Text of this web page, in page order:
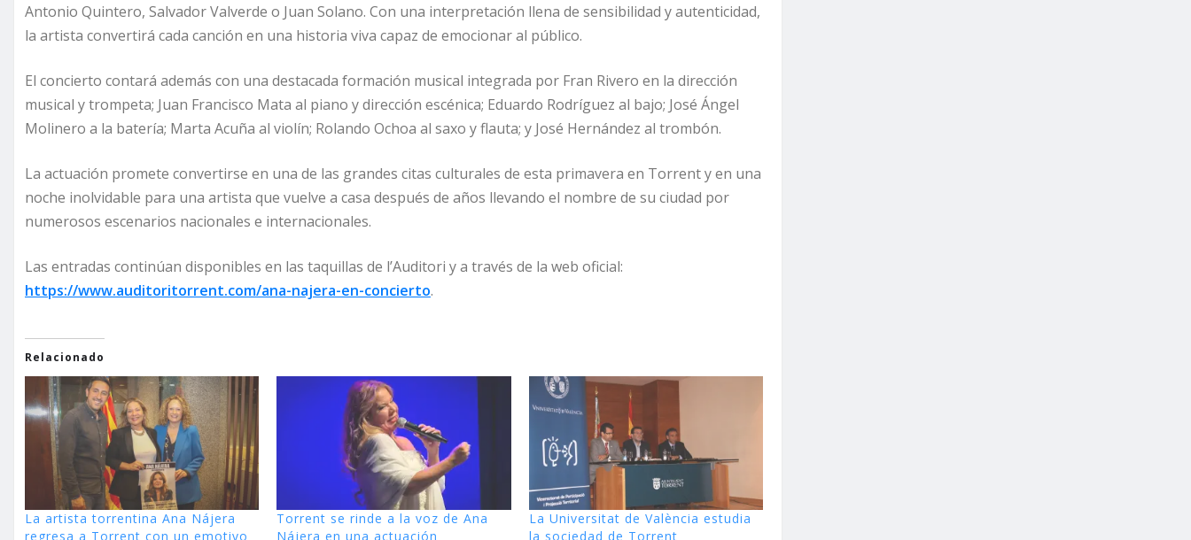
Antonio Quintero, Salvador Valverde o Juan Solano. Con una interpretación llena de sensibilidad y autenticidad,
la artista convertirá cada canción en una historia viva capaz de emocionar al público.
El concierto contará además con una destacada formación musical integrada por Fran Rivero en la dirección
musical y trompeta; Juan Francisco Mata al piano y dirección escénica; Eduardo Rodríguez al bajo; José Ángel
Molinero a la batería; Marta Acuña al violín; Rolando Ochoa al saxo y flauta; y José Hernández al trombón.
La actuación promete convertirse en una de las grandes citas culturales de esta primavera en Torrent y en una
noche inolvidable para una artista que vuelve a casa después de años llevando el nombre de su ciudad por
numerosos escenarios nacionales e internacionales.
Las entradas continúan disponibles en las taquillas de l’Auditori y a través de la web oficial:
https://www.auditoritorrent.com/ana-najera-en-concierto.
Relacionado
La artista torrentina Ana Nájera
regresa a Torrent con un emotivo
Torrent se rinde a la voz de Ana
Nájera en una actuación
La Universitat de València estudia
la sociedad de Torrent